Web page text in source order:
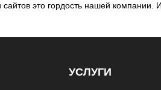
это гордость нашей компании.
УСЛУГИ